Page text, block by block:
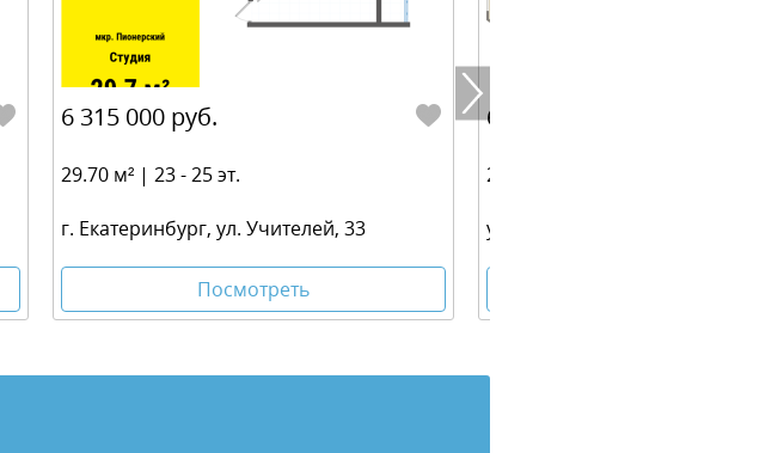
6 315 000 руб.
29.70 м² | 23 - 25 эт.
г. Екатеринбург, ул. Учителей, 33
Посмотреть
6 518 200 руб.
29.90 м² | 25 - 30 эт.
ул Блюхера, 1